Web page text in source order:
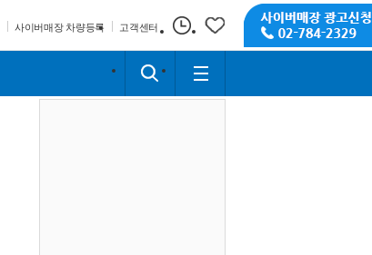
사이버매장 차량등록 고객센터